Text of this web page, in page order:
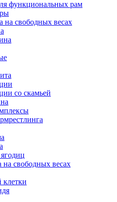
функциональных рам
на свободных весах
со скамьей
на свободных весах
клетки